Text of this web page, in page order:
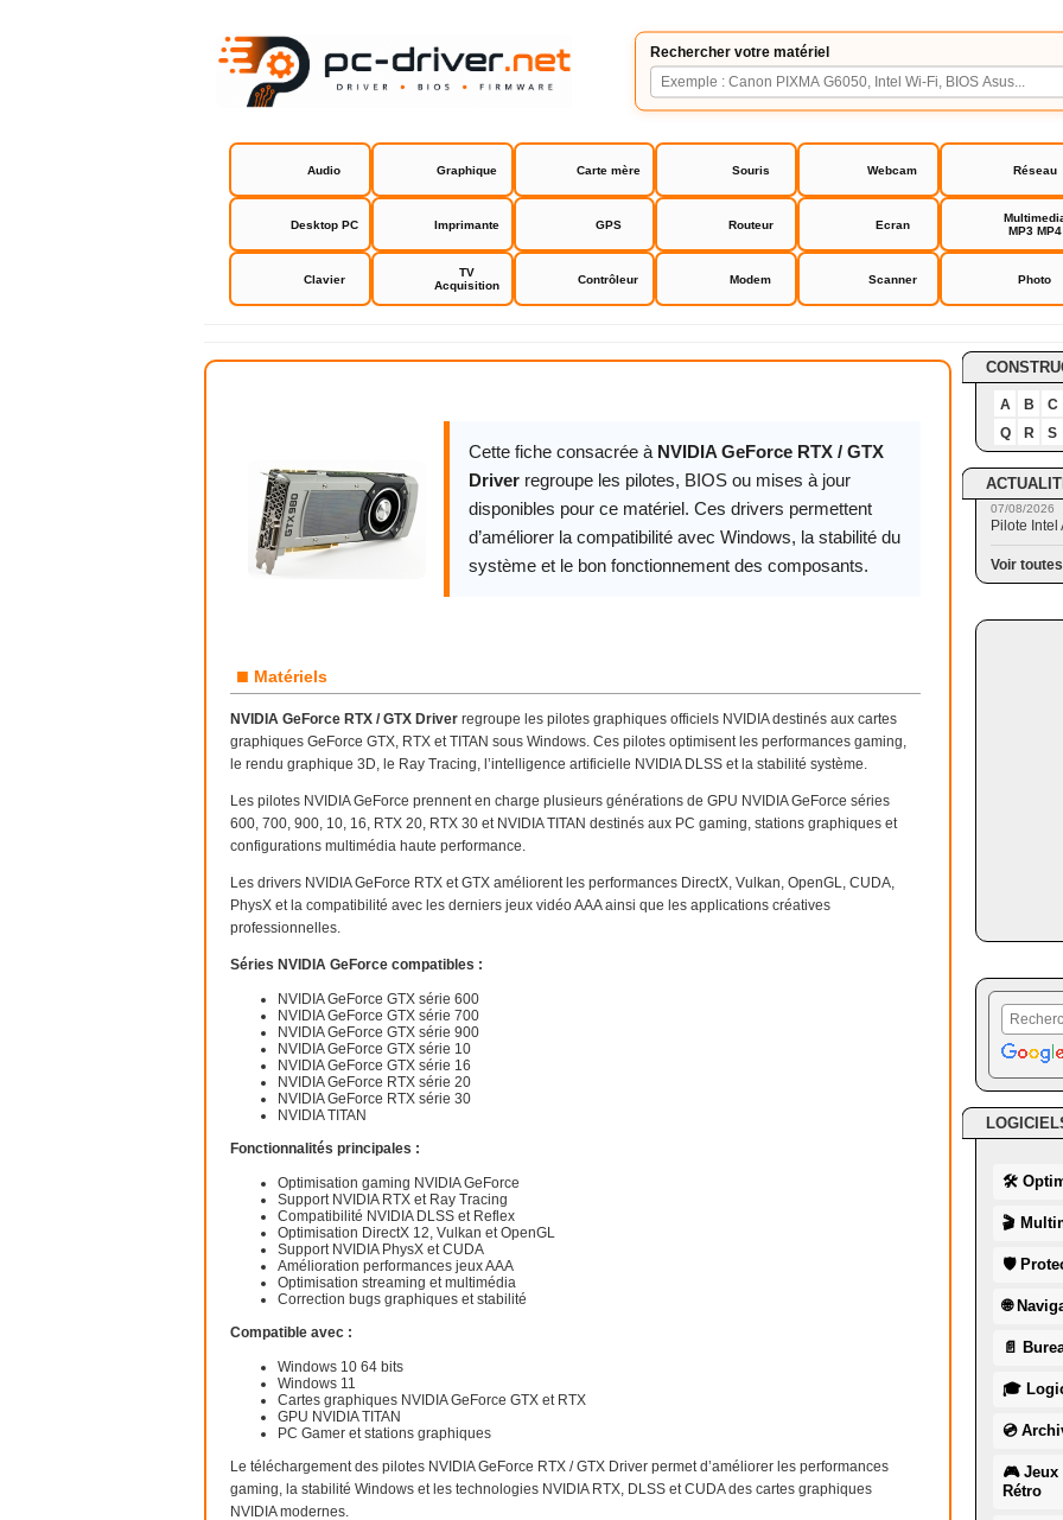
Rechercher votre matériel
Audio Graphique Carte mère Souris Webcam Réseau
Desktop PC Imprimante GPS Routeur Ecran
MP3 MP4
Clavier
TV
Acquisition
Contrôleur Modem Scanner Photo
NVIDIA GeForce RTX / GTX Driver
Cette fiche consacrée à NVIDIA GeForce RTX / GTX
Driver regroupe les pilotes, BIOS ou mises à jour
disponibles pour ce matériel. Ces drivers permettent
d’améliorer la compatibilité avec Windows, la stabilité du
système et le bon fonctionnement des composants.
■ Matériels
NVIDIA GeForce RTX / GTX Driver regroupe les pilotes graphiques officiels NVIDIA destinés aux cartes
graphiques GeForce GTX, RTX et TITAN sous Windows. Ces pilotes optimisent les performances gaming,
le rendu graphique 3D, le Ray Tracing, l’intelligence artificielle NVIDIA DLSS et la stabilité système.
Les pilotes NVIDIA GeForce prennent en charge plusieurs générations de GPU NVIDIA GeForce séries
600, 700, 900, 10, 16, RTX 20, RTX 30 et NVIDIA TITAN destinés aux PC gaming, stations graphiques et
configurations multimédia haute performance.
Les drivers NVIDIA GeForce RTX et GTX améliorent les performances DirectX, Vulkan, OpenGL, CUDA,
PhysX et la compatibilité avec les derniers jeux vidéo AAA ainsi que les applications créatives
professionnelles.
Séries NVIDIA GeForce compatibles :
NVIDIA GeForce GTX série 600
NVIDIA GeForce GTX série 700
NVIDIA GeForce GTX série 900
NVIDIA GeForce GTX série 10
NVIDIA GeForce GTX série 16
NVIDIA GeForce RTX série 20
NVIDIA GeForce RTX série 30
NVIDIA TITAN
Fonctionnalités principales :
Optimisation gaming NVIDIA GeForce
Support NVIDIA RTX et Ray Tracing
Compatibilité NVIDIA DLSS et Reflex
Optimisation DirectX 12, Vulkan et OpenGL
Support NVIDIA PhysX et CUDA
Amélioration performances jeux AAA
Optimisation streaming et multimédia
Correction bugs graphiques et stabilité
Compatible avec :
Windows 10 64 bits
Windows 11
Cartes graphiques NVIDIA GeForce GTX et RTX
GPU NVIDIA TITAN
PC Gamer et stations graphiques
Le téléchargement des pilotes NVIDIA GeForce RTX / GTX Driver permet d’améliorer les performances
gaming, la stabilité Windows et les technologies NVIDIA RTX, DLSS et CUDA des cartes graphiques
NVIDIA modernes.
A B
C
Q
R S
07/08/2026
Pilote
Voir
🛠
🎬
🛡
🌐
📄
🎓
💿
🎮 Jeux
Rétro